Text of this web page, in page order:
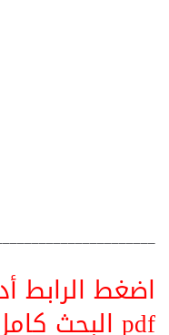
اضغط الرابط
pdf البحث كامل ومنسق جاهز